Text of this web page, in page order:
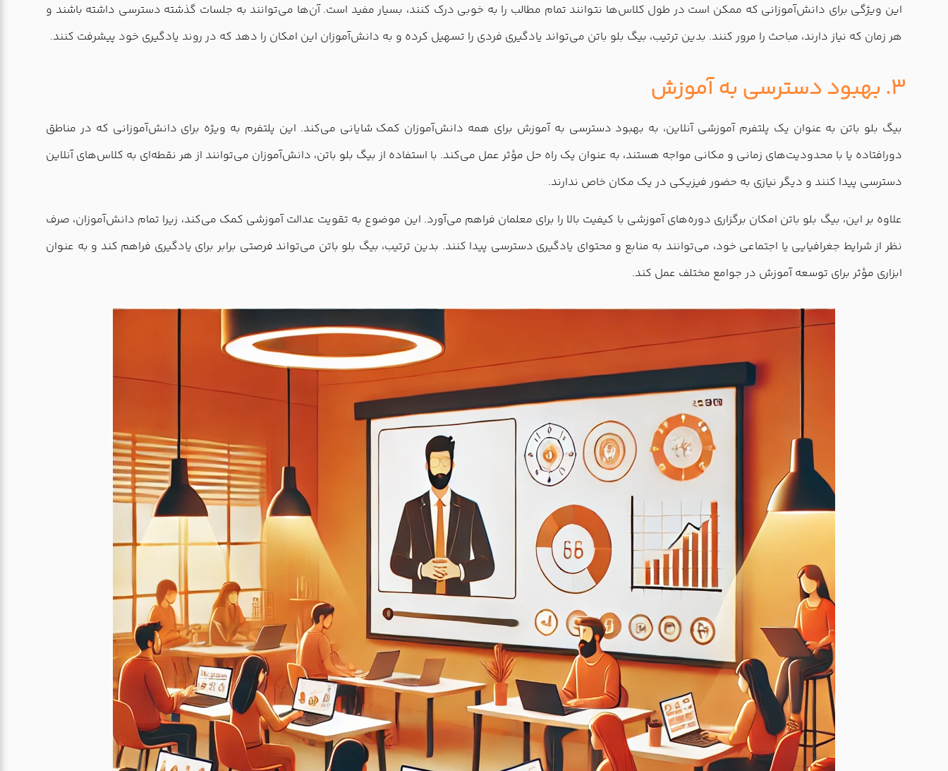
این ویژگی برای دانش‌آموزانی که ممکن است در طول کلاس‌ها نتوانند تمام مطالب را به خوبی درک کنند، بسیار مفید است. آن‌ها می‌توانند به جلسات گذشته دسترسی داشته باشند و
هر زمان که نیاز دارند، مباحث را مرور کنند. بدین ترتیب، بیگ بلو باتن می‌تواند یادگیری فردی را تسهیل کرده و به دانش‌آموزان این امکان را دهد که در روند یادگیری خود پیشرفت کنند.
3. بهبود دسترسی به آموزش
بیگ بلو باتن به عنوان یک پلتفرم آموزشی آنلاین، به بهبود دسترسی به آموزش برای همه دانش‌آموزان کمک شایانی می‌کند. این پلتفرم به ویژه برای دانش‌آموزانی که در مناطق
دورافتاده یا با محدودیت‌های زمانی و مکانی مواجه هستند، به عنوان یک راه حل مؤثر عمل می‌کند. با استفاده از بیگ بلو باتن، دانش‌آموزان می‌توانند از هر نقطه‌ای به کلاس‌های آنلاین
دسترسی پیدا کنند و دیگر نیازی به حضور فیزیکی در یک مکان خاص ندارند.
علاوه بر این، بیگ بلو باتن امکان برگزاری دوره‌های آموزشی با کیفیت بالا را برای معلمان فراهم می‌آورد. این موضوع به تقویت عدالت آموزشی کمک می‌کند، زیرا تمام دانش‌آموزان، صرف
نظر از شرایط جغرافیایی یا اجتماعی خود، می‌توانند به منابع و محتوای یادگیری دسترسی پیدا کنند. بدین ترتیب، بیگ بلو باتن می‌تواند فرصتی برابر برای یادگیری فراهم کند و به عنوان
ابزاری مؤثر برای توسعه آموزش در جوامع مختلف عمل کند.